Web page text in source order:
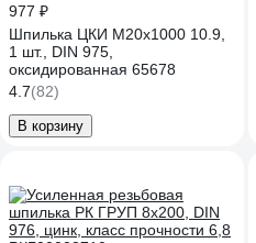
977 ₽
Шпилька ЦКИ М20х1000 10.9,
1 шт., DIN 975,
оксидированная 65678
4.7(82)
В корзину